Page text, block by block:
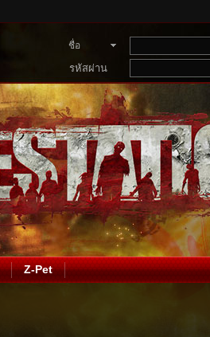
ชื่อ
สมาชิก
รหัสผ่าน
Z-Pet